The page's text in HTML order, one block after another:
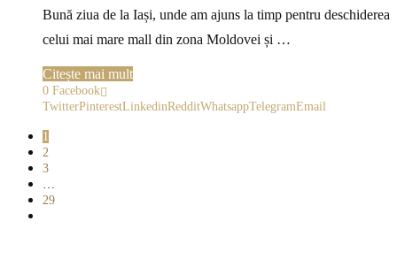
Bună ziua de la Iași, unde am ajuns la timp pentru deschiderea
celui mai mare mall din zona Moldovei și …
Citește mai mult
0 Facebook
TwitterPinterestLinkedinRedditWhatsappTelegramEmail
1
2
3
…
29